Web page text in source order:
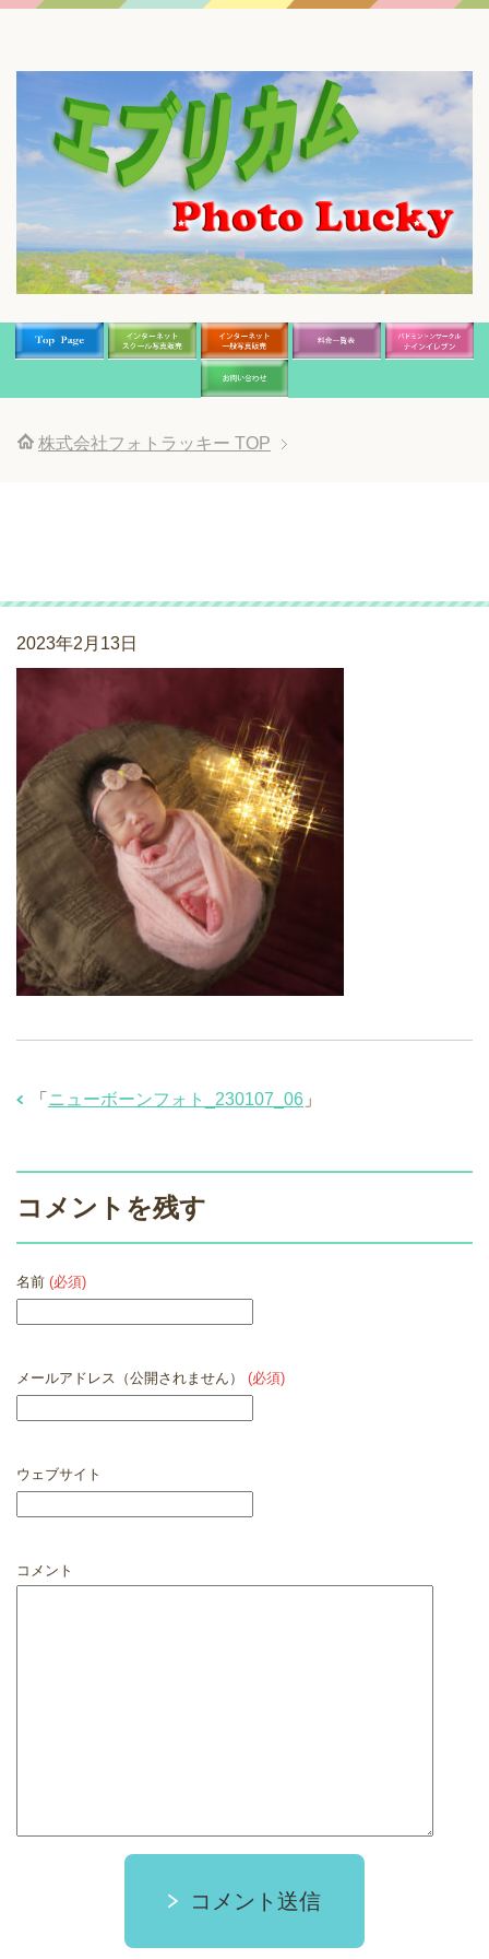
株式会社フォトラッキー TOP
2023年2月13日
「 ニューボーンフォト_230107_06 」
コメントを残す
名前 (必須)
メールアドレス（公開されません） (必須)
ウェブサイト
コメント
コメント送信